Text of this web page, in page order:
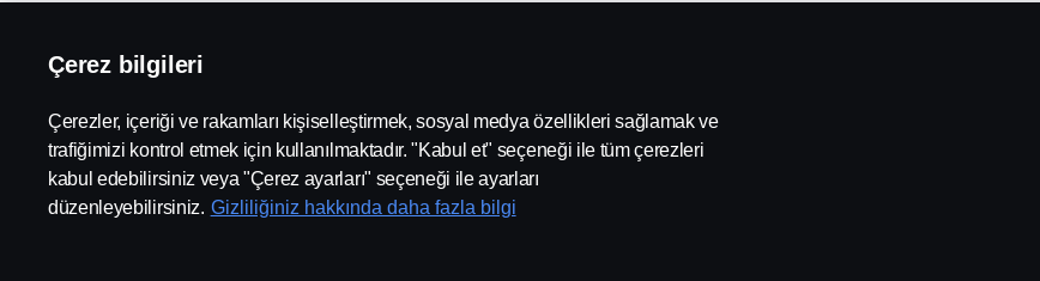
Çerez bilgileri
Çerezler, içeriği ve rakamları kişiselleştirmek, sosyal medya özellikleri sağlamak ve
trafiğimizi kontrol etmek için kullanılmaktadır. "Kabul et" seçeneği ile tüm çerezleri
kabul edebilirsiniz veya "Çerez ayarları" seçeneği ile ayarları
düzenleyebilirsiniz. Gizliliğiniz hakkında daha fazla bilgi